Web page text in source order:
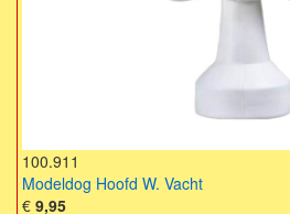
100.911
Modeldog Hoofd W. Vacht
€ 9,95